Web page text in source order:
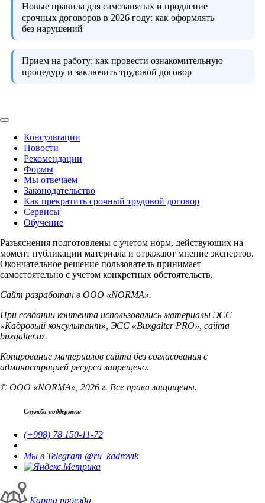
Новые правила для самозанятых и продление
срочных договоров в 2026 году: как оформлять
без нарушений
Прием на работу: как провести ознакомительную
процедуру и заключить трудовой договор
Консультации
Новости
Рекомендации
Формы
Мы отвечаем
Законодательство
Как прекратить срочный трудовой договор
Сервисы
Обучение
Разъяснения подготовлены с учетом норм, действующих на
момент публикации материала и отражают мнение экспертов.
Окончательное решение пользователь принимает
самостоятельно с учетом конкретных обстоятельств.
Сайт разработан в ООО «NORMA».
При создании контента использовались материалы ЭСС
«Кадровый консультант», ЭСС «Buxgalter PRO», сайта
buxgalter.uz.
Копирование материалов сайта без согласования с
администрацией ресурса запрещено.
© ООО «NORMA», 2026 г. Все права защищены.
Служба поддержки
(+998) 78 150-11-72
Мы в Telegram @ru_kadrovik
Карта проезда